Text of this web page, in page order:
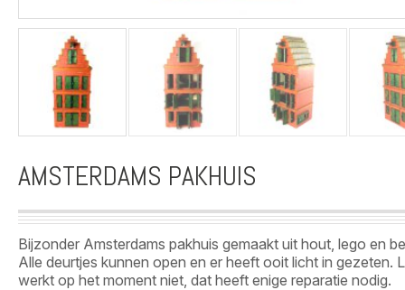
AMSTERDAMS PAKHUIS
Bijzonder Amsterdams pakhuis gemaakt uit hout, lego en
Alle deurtjes kunnen open en er heeft ooit licht in gezeten.
werkt op het moment niet, dat heeft enige reparatie nodig.